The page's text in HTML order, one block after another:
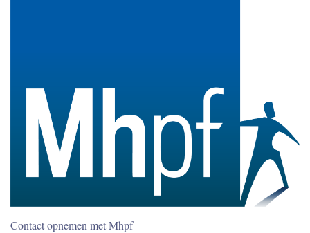
Contact opnemen met Mhpf